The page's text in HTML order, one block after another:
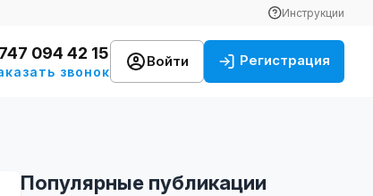
Инструкции
094 42 15
звонок
Войти Регистрация
Популярные публикации